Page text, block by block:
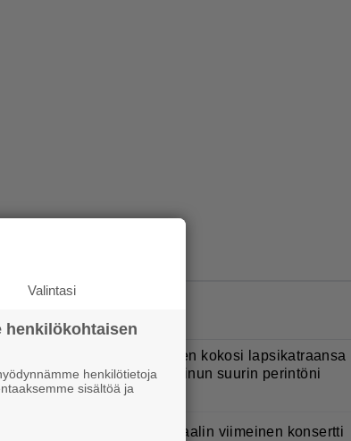
Jani Sievinen kokosi lapsikatraansa
yhteen – ”Minun suurin perintöni
heille”
Eppu Normaalin viimeinen konsertti
Valintasi
henkilökohtaisen
henkilötietoja
sisältöä ja